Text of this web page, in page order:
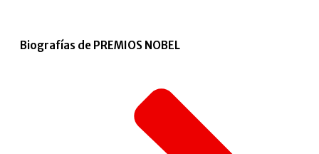
Biografías de PREMIOS NOBEL